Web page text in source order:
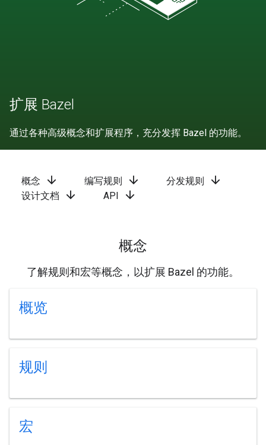
扩展 Bazel
通过各种高级概念和扩展程序，充分发挥 Bazel 的功能。
概念 arrow_downward 编写规则 arrow_downward 分发规则 arrow_downward
设计文档 arrow_downward API arrow_downward
概念
了解规则和宏等概念，以扩展 Bazel 的功能。
概览
规则
宏